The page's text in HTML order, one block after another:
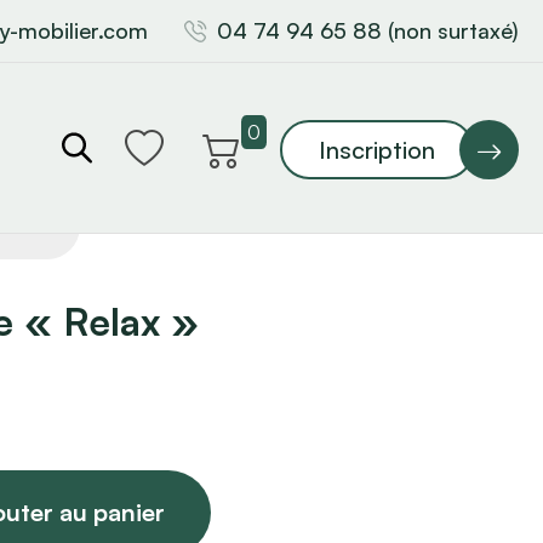
mobilier.com 04 74 94 65 88 (non surtaxé)
0
Inscription
« Relax »
au panier